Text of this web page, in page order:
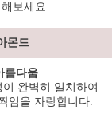
보세요.
몬드
름다움
완벽히 일치하여
임을 자랑합니다.